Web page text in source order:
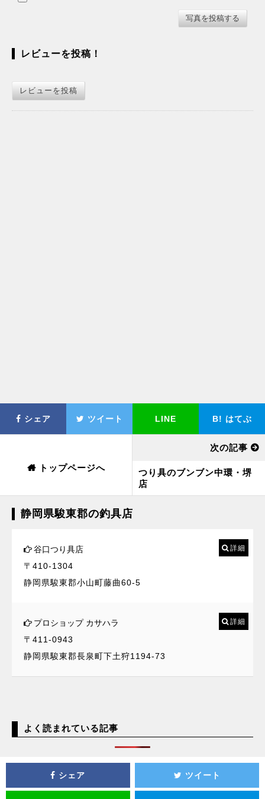
レビューを投稿！
レビューを投稿
シェア ツイート LINE B! はてぶ
トップページへ
次の記事
つり具のブンブン中環・堺
店
静岡県駿東郡の釣具店
谷口つり具店
〒410-1304
静岡県駿東郡小山町藤曲60-5
詳細
プロショップ カサハラ
〒411-0943
静岡県駿東郡長泉町下土狩1194-73
詳細
よく読まれている記事
シェア ツイート